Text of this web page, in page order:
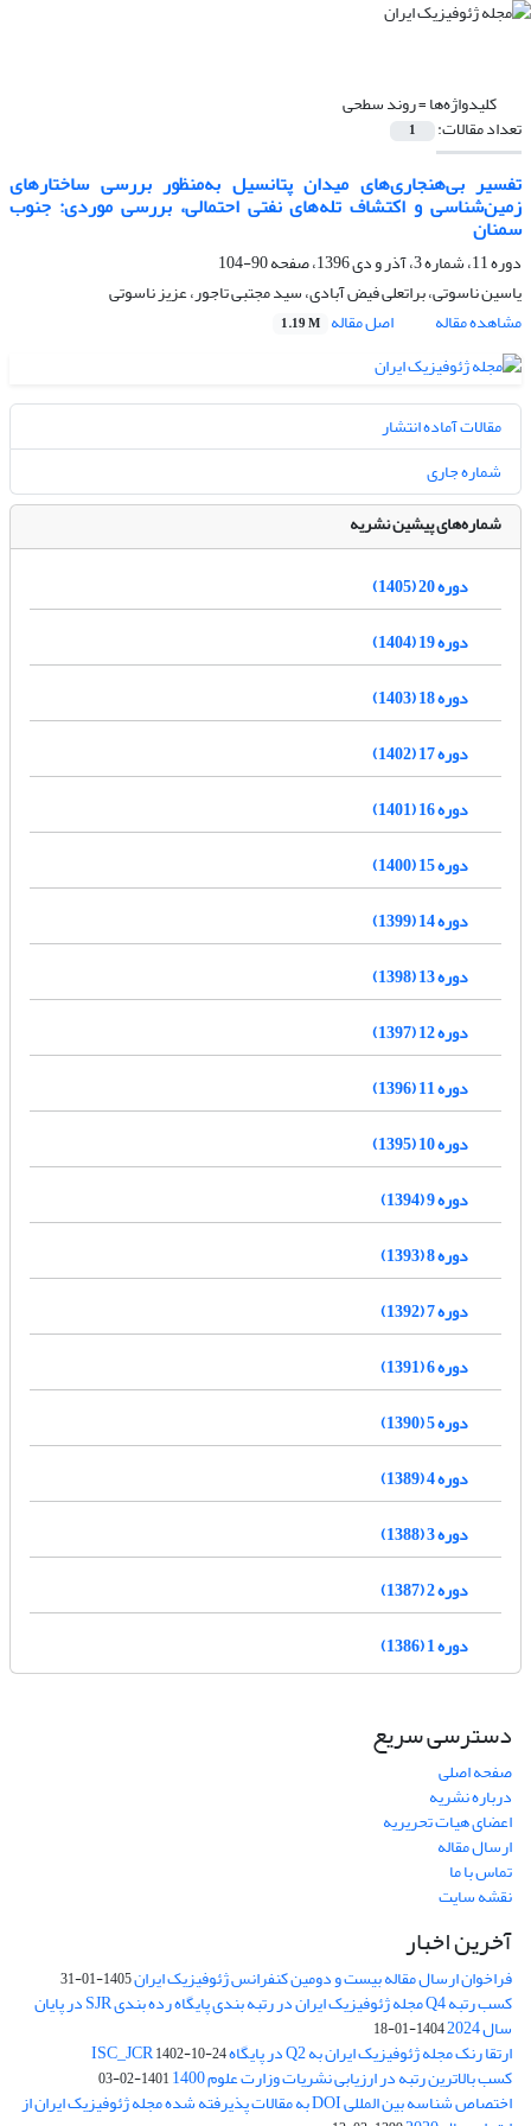
کلیدواژه‌ها =روند سطحی
تعداد مقالات: 1
تفسیر بی‌هنجاری‌های میدان پتانسیل به‌منظور بررسی ساختارهای
زمین‌شناسی و اکتشاف تله‌های نفتی احتمالی، بررسی موردی: جنوب
سمنان
دوره 11، شماره 3، آذر و دی 1396، صفحه
90-104
یاسین ناسوتی، براتعلی فیض آبادی، سید مجتبی تاجور، عزیز ناسوتی
مشاهده مقاله
اصل مقاله 1.19 M
مقالات آماده انتشار
شماره جاری
شماره‌های پیشین نشریه
دوره 20 (1405)
دوره 19 (1404)
دوره 18 (1403)
دوره 17 (1402)
دوره 16 (1401)
دوره 15 (1400)
دوره 14 (1399)
دوره 13 (1398)
دوره 12 (1397)
دوره 11 (1396)
دوره 10 (1395)
دوره 9 (1394)
دوره 8 (1393)
دوره 7 (1392)
دوره 6 (1391)
دوره 5 (1390)
دوره 4 (1389)
دوره 3 (1388)
دوره 2 (1387)
دوره 1 (1386)
دسترسی سریع
صفحه اصلی
درباره نشریه
اعضای هیات تحریریه
ارسال مقاله
تماس با ما
نقشه سایت
آخرین اخبار
فراخوان ارسال مقاله بیست و دومین کنفرانس ژئوفیزیک ایران1405-01-31
کسب رتبه Q4 مجله ژئوفیزیک ایران در رتبه بندی پایگاه رده بندی SJR در پایان
سال 2024 1404-01-18
ارتقا رنک مجله ژئوفیزیک ایران به Q2 در پایگاه ISC_JCR 1402-10-24
کسب بالاترین رتبه در ارزیابی نشریات وزارت علوم 1400 1401-02-03
اختصاص شناسه بین المللی DOI به مقالات پذیرفته شده مجله ژئوفیزیک ایران از